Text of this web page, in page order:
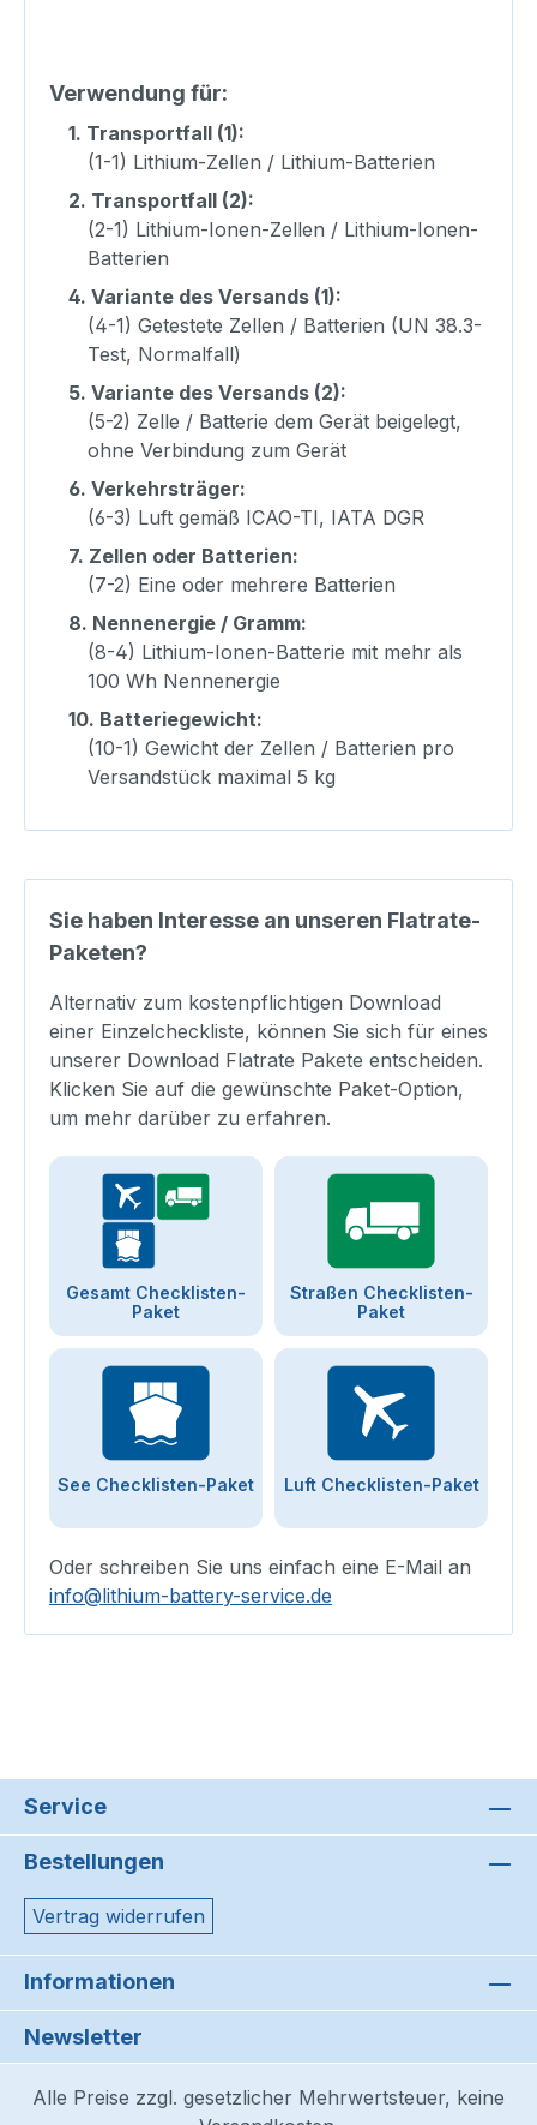
Verwendung für:
1. Transportfall (1):
(1-1) Lithium-Zellen / Lithium-Batterien
2. Transportfall (2):
(2-1) Lithium-Ionen-Zellen / Lithium-Ionen-
Batterien
4. Variante des Versands (1):
(4-1) Getestete Zellen / Batterien (UN 38.3-
Test, Normalfall)
5. Variante des Versands (2):
(5-2) Zelle / Batterie dem Gerät beigelegt,
ohne Verbindung zum Gerät
6. Verkehrsträger:
(6-3) Luft gemäß ICAO-TI, IATA DGR
7. Zellen oder Batterien:
(7-2) Eine oder mehrere Batterien
8. Nennenergie / Gramm:
(8-4) Lithium-Ionen-Batterie mit mehr als
100 Wh Nennenergie
10. Batteriegewicht:
(10-1) Gewicht der Zellen / Batterien pro
Versandstück maximal 5 kg
Sie haben Interesse an unseren Flatrate-
Paketen?
Alternativ zum kostenpflichtigen Download
einer Einzelcheckliste, können Sie sich für eines
unserer Download Flatrate Pakete entscheiden.
Klicken Sie auf die gewünschte Paket-Option,
um mehr darüber zu erfahren.
Gesamt Checklisten-
Paket
Straßen Checklisten-
Paket
See Checklisten-Paket Luft Checklisten-Paket
Oder schreiben Sie uns einfach eine E-Mail an
info@lithium-battery-service.de
Service
Bestellungen
Vertrag widerrufen
Informationen
Newsletter
Alle Preise zzgl. gesetzlicher Mehrwertsteuer, keine